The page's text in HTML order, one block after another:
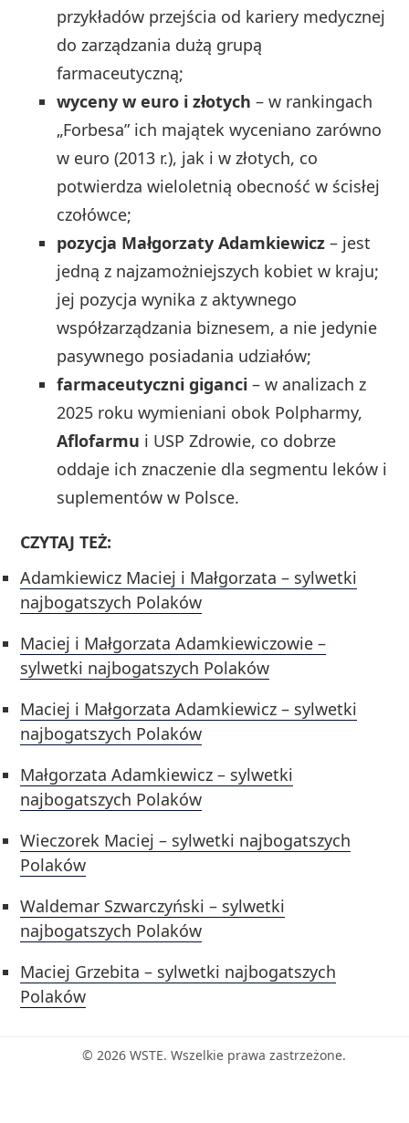
przykładów przejścia od kariery medycznej
do zarządzania dużą grupą
farmaceutyczną;
wyceny w euro i złotych – w rankingach
„Forbesa” ich majątek wyceniano zarówno
w euro (2013 r.), jak i w złotych, co
potwierdza wieloletnią obecność w ścisłej
czołówce;
pozycja Małgorzaty Adamkiewicz – jest
jedną z najzamożniejszych kobiet w kraju;
jej pozycja wynika z aktywnego
współzarządzania biznesem, a nie jedynie
pasywnego posiadania udziałów;
farmaceutyczni giganci – w analizach z
2025 roku wymieniani obok Polpharmy,
Aflofarmu i USP Zdrowie, co dobrze
oddaje ich znaczenie dla segmentu leków i
suplementów w Polsce.
CZYTAJ TEŻ:
Adamkiewicz Maciej i Małgorzata – sylwetki
najbogatszych Polaków
Maciej i Małgorzata Adamkiewiczowie –
sylwetki najbogatszych Polaków
Maciej i Małgorzata Adamkiewicz – sylwetki
najbogatszych Polaków
Małgorzata Adamkiewicz – sylwetki
najbogatszych Polaków
Wieczorek Maciej – sylwetki najbogatszych
Polaków
Waldemar Szwarczyński – sylwetki
najbogatszych Polaków
Maciej Grzebita – sylwetki najbogatszych
Polaków
© 2026 WSTE. Wszelkie prawa zastrzeżone.